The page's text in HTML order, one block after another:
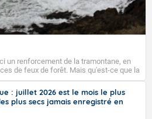
un renforcement de la tramontane, en
de feux de forêt. Mais qu'est-ce que la
caractéristiques ? La tramontane est un
nord-ouest à nord, ou ouest à nord-
Roussillon à la vallée de l’Aude et à
de ce vent vient du latin trasmontanus,
allusion aux régions montagneuses
: juillet 2026 est le mois le plus
plus secs jamais enregistré en